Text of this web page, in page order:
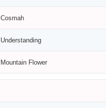
Cosmah
Understanding
Mountain Flower